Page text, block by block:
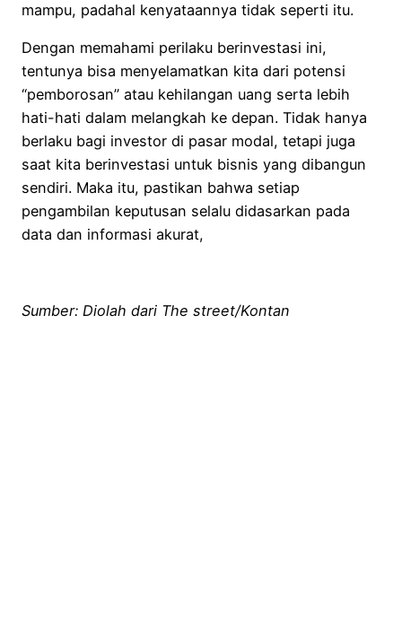
mampu, padahal kenyataannya tidak seperti itu.
Dengan memahami perilaku berinvestasi ini,
tentunya bisa menyelamatkan kita dari potensi
“pemborosan” atau kehilangan uang serta lebih
hati-hati dalam melangkah ke depan. Tidak hanya
berlaku bagi investor di pasar modal, tetapi juga
saat kita berinvestasi untuk bisnis yang dibangun
sendiri. Maka itu, pastikan bahwa setiap
pengambilan keputusan selalu didasarkan pada
data dan informasi akurat,
Sumber: Diolah dari The street/Kontan